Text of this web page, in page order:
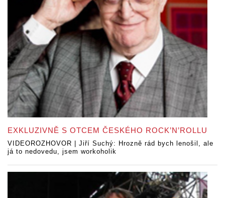
EXKLUZIVNĚ S OTCEM ČESKÉHO ROCK’N’ROLLU
VIDEOROZHOVOR | Jiří Suchý: Hrozně rád bych lenošil, ale
já to nedovedu, jsem workoholik